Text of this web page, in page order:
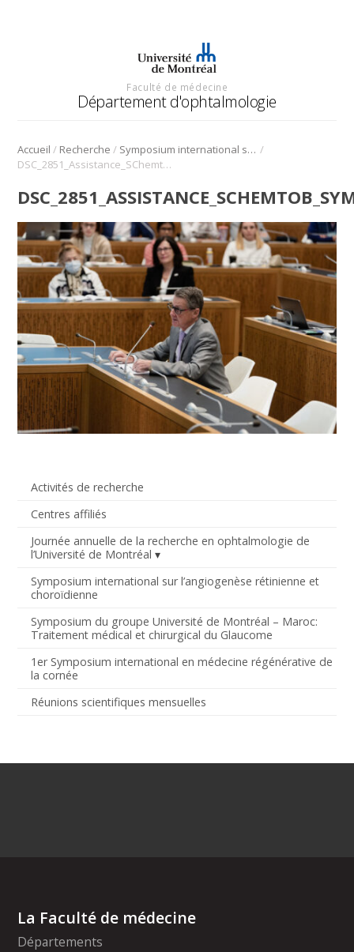
Faculté de médecine
Département d'ophtalmologie
Accueil / Recherche / Symposium international sur l’angiogenèse rétinienne et choroïdienne /
DSC_2851_Assistance_SChemtob_Symposium_Angio_2022
Activités de recherche
Centres affiliés
Journée annuelle de la recherche en ophtalmologie de
l’Université de Montréal
Symposium international sur l’angiogenèse rétinienne et
choroïdienne
Symposium du groupe Université de Montréal – Maroc:
Traitement médical et chirurgical du Glaucome
1er Symposium international en médecine régénérative de
la cornée
Réunions scientifiques mensuelles
La Faculté de médecine
Départements